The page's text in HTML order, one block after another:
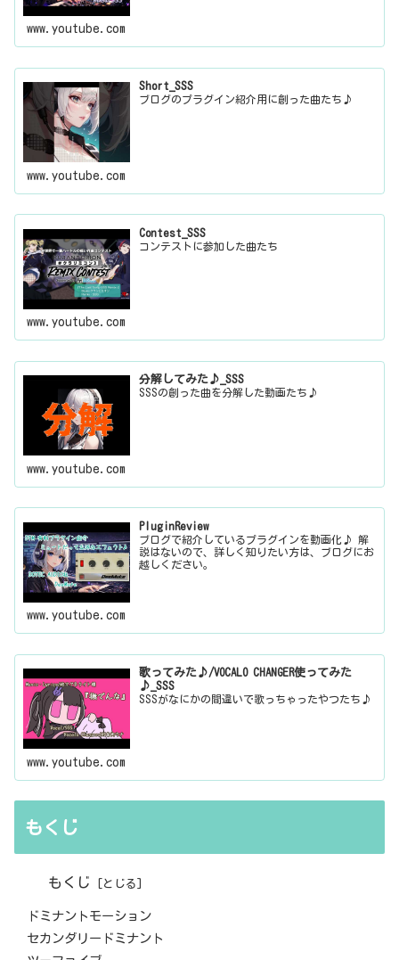
www.youtube.com
Short_SSS
ブログのプラグイン紹介用に創った曲たち♪
www.youtube.com
Contest_SSS
コンテストに参加した曲たち
www.youtube.com
分解してみた♪_SSS
SSSの創った曲を分解した動画たち♪
www.youtube.com
PluginReview
ブログで紹介しているプラグインを動画化♪ 解
説はないので、詳しく知りたい方は、ブログにお
越しください。
www.youtube.com
歌ってみた♪/VOCALO CHANGER使ってみた
♪_SSS
SSSがなにかの間違いで歌っちゃったやつたち♪
www.youtube.com
もくじ
もくじ
ドミナントモーション
セカンダリードミナント